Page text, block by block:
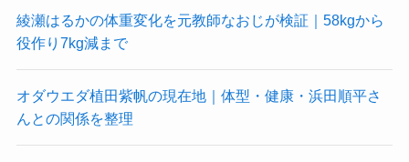
綾瀬はるかの体重変化を元教師なおじが検証｜58kgから
役作り7kg減まで
オダウエダ植田紫帆の現在地｜体型・健康・浜田順平さ
んとの関係を整理